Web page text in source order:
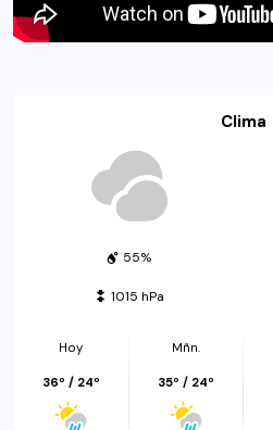
Clima
55%
1015 hPa
Hoy
36º / 24º
Mñn.
35º / 24º